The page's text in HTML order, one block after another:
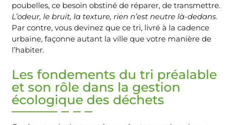
poubelles, ce besoin obstiné de réparer, de transmettre.
L’odeur, le bruit, la texture, rien n’est neutre là-dedans.
Par contre, vous devinez que ce tri, livré à la cadence
urbaine, façonne autant la ville que votre manière de
l’habiter.
Les fondements du tri préalable
et son rôle dans la gestion
écologique des déchets